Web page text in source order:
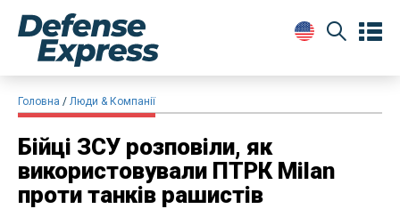
Головна Люди & Компанії
Бійці ЗСУ розповіли, як
використовували ПТРК Milan
проти танків рашистів